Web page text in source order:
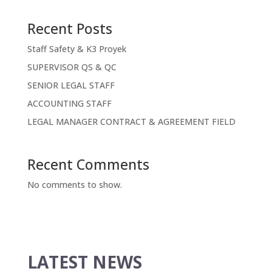
Recent Posts
Staff Safety & K3 Proyek
SUPERVISOR QS & QC
SENIOR LEGAL STAFF
ACCOUNTING STAFF
LEGAL MANAGER CONTRACT & AGREEMENT FIELD
Recent Comments
No comments to show.
LATEST NEWS